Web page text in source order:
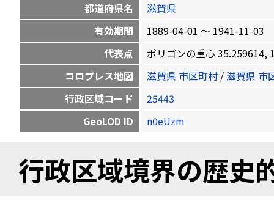
都道府県名
滋賀県
有効期間
1889-04-01 〜 1941-11-03
代表点
ポリゴンの重心 35.259614,
コロプレス地図
滋賀県 市区町村 /滋賀県 市
行政区域コード
25443
GeoLOD ID
n0eUzm
行政区域境界の歴史